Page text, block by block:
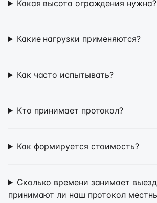
Какая высота ограждения нужна?
Какие нагрузки применяются?
Как часто испытывать?
Кто принимает протокол?
Как формируется стоимость?
Сколько времени занимает
принимают ли наш протокол